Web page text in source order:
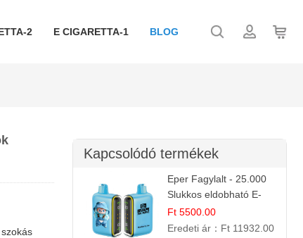
2 E CIGARETTA-1 BLOG
Kapcsolódó termékek
Eper Fagylalt - 25.000
Slukkos eldobható E-
cigaretta | Édes
Desszert Íz
Ft 5500.00
Eredeti ár： Ft 11932.00